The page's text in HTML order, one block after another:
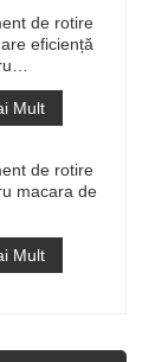
de rotire
eficiență
de
Mult
de rotire
macara de
Mult